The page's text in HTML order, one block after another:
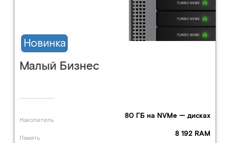
Новинка
Малый Бизнес
Накопитель 80 ГБ на NVMe — дисках
Память 8 192 RAM